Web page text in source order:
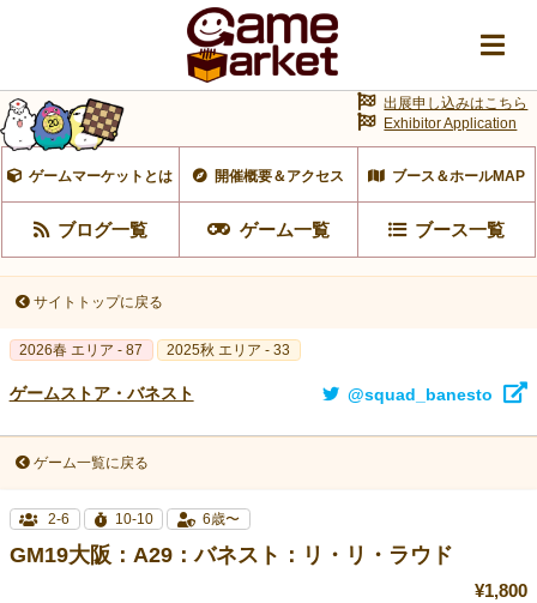
ゲームマーケットとは 開催概要＆アクセス ブース＆ホールMAP
ブログ一覧 ゲーム一覧 ブース一覧
出展申し込みはこちら
Exhibitor Application
サイトトップに戻る
2026春 エリア - 87 2025秋 エリア - 33
ゲームストア・バネスト @squad_banesto
ゲーム一覧に戻る
2-6 10-10 6歳〜
GM19大阪：A29：バネスト：リ・リ・ラウド
¥1,800